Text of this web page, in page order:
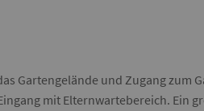
Gartengelände und Zugang zum
mit Elternwartebereich. Ein